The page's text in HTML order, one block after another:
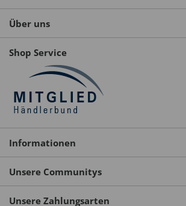
Über uns
Shop Service
Informationen
Unsere Communitys
Unsere Zahlungsarten